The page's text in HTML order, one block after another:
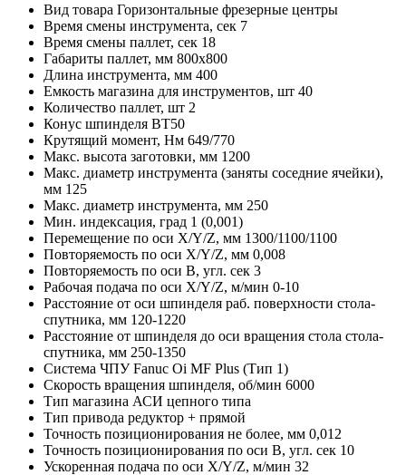
Вид товара Горизонтальные фрезерные центры
Время смены инструмента, сек 7
Время смены паллет, сек 18
Габариты паллет, мм 800х800
Длина инструмента, мм 400
Емкость магазина для инструментов, шт 40
Количество паллет, шт 2
Конус шпинделя BT50
Крутящий момент, Нм 649/770
Макс. высота заготовки, мм 1200
Макс. диаметр инструмента (заняты соседние ячейки),
мм 125
Макс. диаметр инструмента, мм 250
Мин. индексация, град 1 (0,001)
Перемещение по оси X/Y/Z, мм 1300/1100/1100
Повторяемость по оси X/Y/Z, мм 0,008
Повторяемость по оси В, угл. сек 3
Рабочая подача по оси X/Y/Z, м/мин 0-10
Расстояние от оси шпинделя раб. поверхности стола-
спутника, мм 120-1220
Расстояние от шпинделя до оси вращения стола стола-
спутника, мм 250-1350
Система ЧПУ Fanuc Oi MF Plus (Тип 1)
Скорость вращения шпинделя, об/мин 6000
Тип магазина АСИ цепного типа
Тип привода редуктор + прямой
Точность позиционирования не более, мм 0,012
Точность позиционирования по оси В, угл. сек 10
Ускоренная подача по оси X/Y/Z, м/мин 32